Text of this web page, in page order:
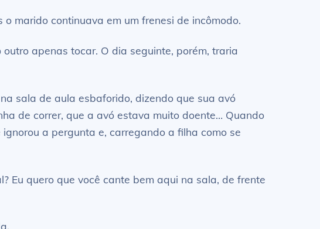
marido continuava em um frenesi de incômodo.
apenas tocar. O dia seguinte, porém, traria
sala de aula esbaforido, dizendo que sua avó
de correr, que a avó estava muito doente… Quando
a pergunta e, carregando a filha como se
Eu quero que você cante bem aqui na sala, de frente